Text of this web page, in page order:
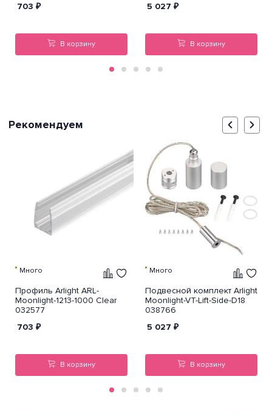
703 ₽
В корзину
5 027 ₽
В корзину
Рекомендуем
Много
Профиль Arlight ARL-
Moonlight-1213-1000 Clear
032577
703 ₽
В корзину
Много
Подвесной комплект Arlight
Moonlight-VT-Lift-Side-D18
038766
5 027 ₽
В корзину